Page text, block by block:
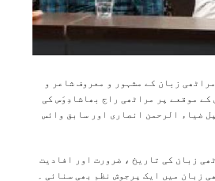
زبان کے مشہور و معروف شاعر و
موقعے پر مراٹھی راج بھاشادِوَس کی
ضیاء الرحمن انصاری اور سابق وائس
زبان کی تاریخ ، ضرورت اور افادیت
زبان میں ایک پرجوش نظم بھی سنائی ۔